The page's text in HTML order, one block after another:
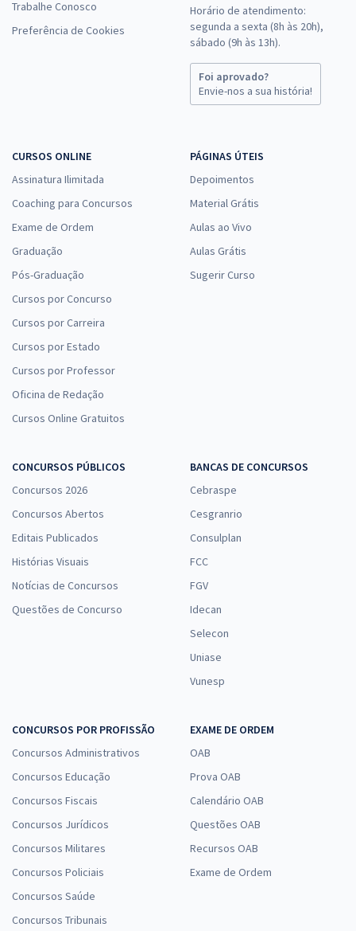
Trabalhe Conosco
Preferência de Cookies
Horário de atendimento:
segunda a sexta (8h às 20h),
sábado (9h às 13h).
Foi aprovado?
Envie-nos a sua história!
CURSOS ONLINE
Assinatura Ilimitada
Coaching para Concursos
Exame de Ordem
Graduação
Pós-Graduação
Cursos por Concurso
Cursos por Carreira
Cursos por Estado
Cursos por Professor
Oficina de Redação
Cursos Online Gratuitos
PÁGINAS ÚTEIS
Depoimentos
Material Grátis
Aulas ao Vivo
Aulas Grátis
Sugerir Curso
CONCURSOS PÚBLICOS
Concursos 2026
Concursos Abertos
Editais Publicados
Histórias Visuais
Notícias de Concursos
Questões de Concurso
BANCAS DE CONCURSOS
Cebraspe
Cesgranrio
Consulplan
FCC
FGV
Idecan
Selecon
Uniase
Vunesp
CONCURSOS POR PROFISSÃO
Concursos Administrativos
Concursos Educação
Concursos Fiscais
Concursos Jurídicos
Concursos Militares
Concursos Policiais
Concursos Saúde
Concursos Tribunais
EXAME DE ORDEM
OAB
Prova OAB
Calendário OAB
Questões OAB
Recursos OAB
Exame de Ordem